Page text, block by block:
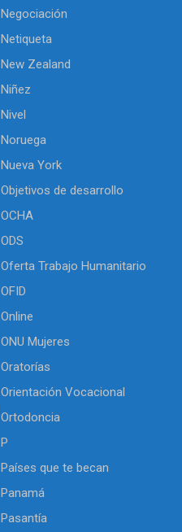
Negociación
Netiqueta
New Zealand
Niñez
Nivel
Noruega
Nueva York
Objetivos de desarrollo
OCHA
ODS
Oferta Trabajo Humanitario
OFID
Online
ONU Mujeres
Oratorías
Orientación Vocacional
Ortodoncia
P
Países que te becan
Panamá
Pasantía